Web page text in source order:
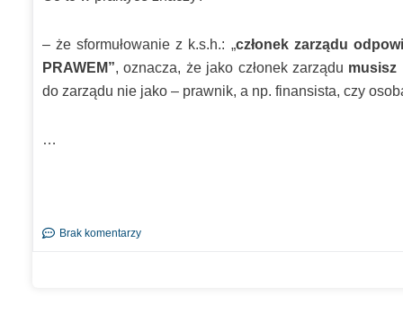
– że sformułowanie z k.s.h.: „członek zarządu
PRAWEM”, oznacza, że jako członek zarządu musisz
do zarządu nie jako – prawnik, a np. finansista, czy
…
Brak komentarzy